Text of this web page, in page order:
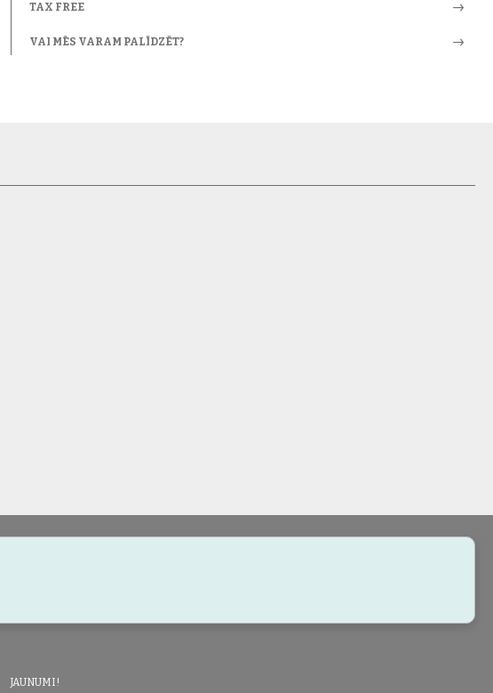
TAX FREE
VAI MĒS VARAM PALĪDZĒT?
JAUNUMI!